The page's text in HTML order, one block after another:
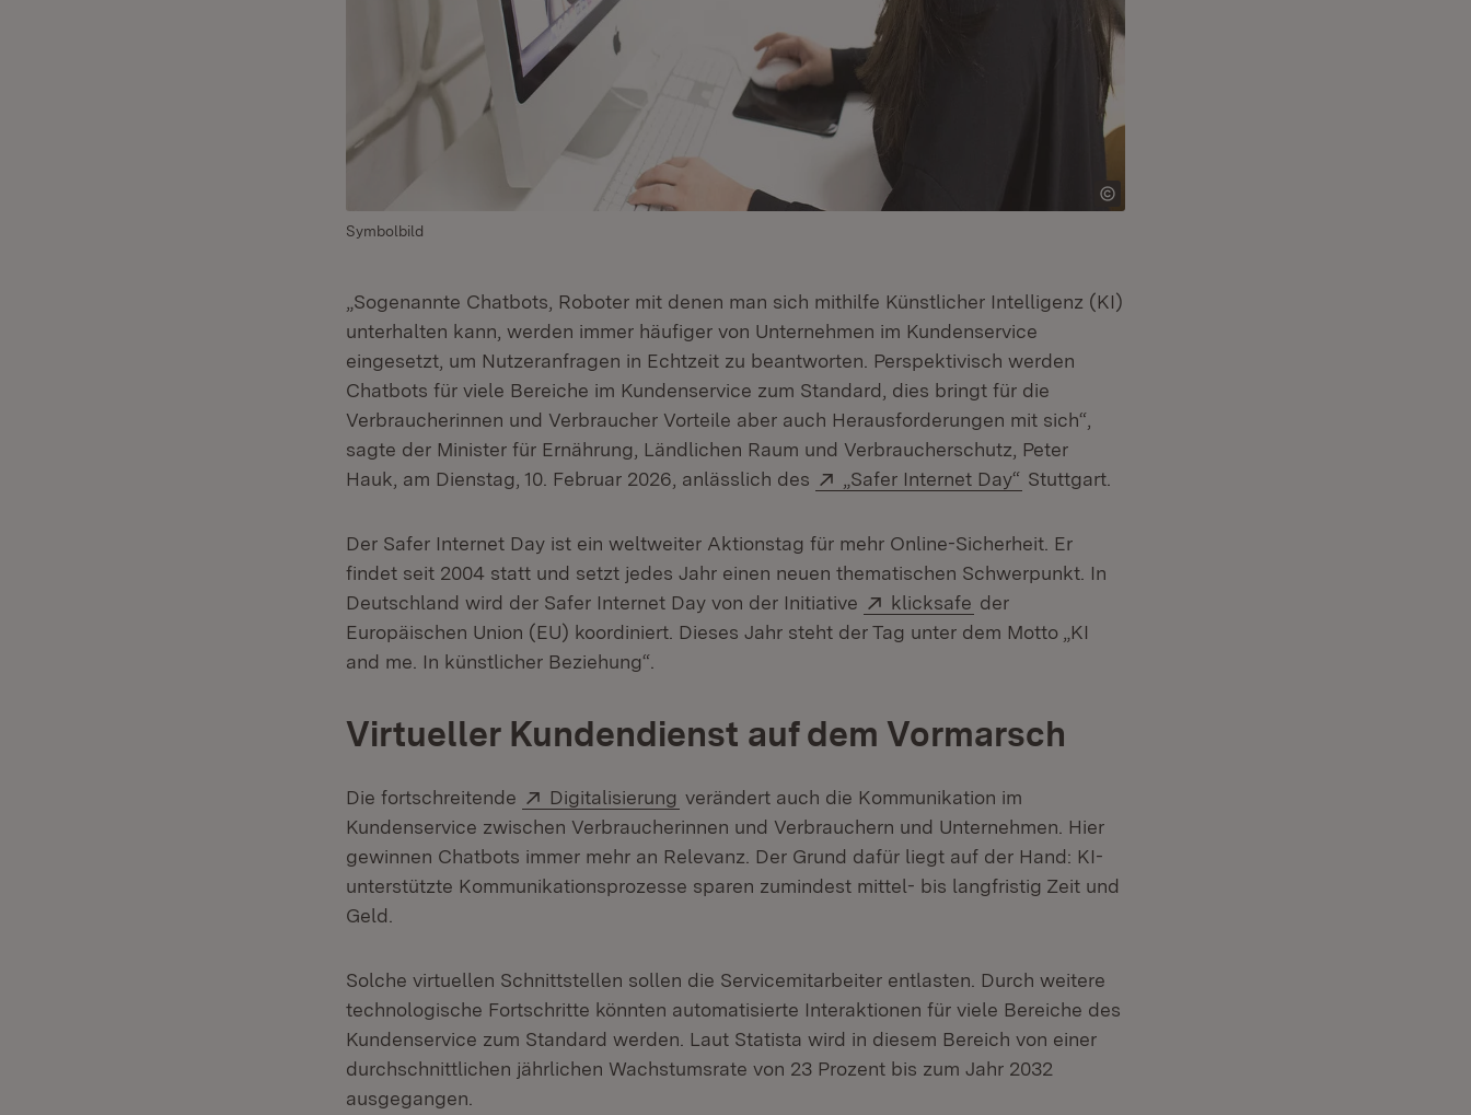
Symbolbild
„Sogenannte Chatbots, Roboter mit denen man sich mithilfe Künstlicher Intelligenz (KI)
unterhalten kann, werden immer häufiger von Unternehmen im Kundenservice
eingesetzt, um Nutzeranfragen in Echtzeit zu beantworten. Perspektivisch werden
Chatbots für viele Bereiche im Kundenservice zum Standard, dies bringt für die
Verbraucherinnen und Verbraucher Vorteile aber auch Herausforderungen mit sich“,
sagte der Minister für Ernährung, Ländlichen Raum und Verbraucherschutz, Peter
Hauk, am Dienstag, 10. Februar 2026, anlässlich des
Extern:
„Safer Internet Day“ (Öffnet in neuem Fenster)
Stuttgart.
Der Safer Internet Day ist ein weltweiter Aktionstag für mehr Online-Sicherheit. Er
findet seit 2004 statt und setzt jedes Jahr einen neuen thematischen Schwerpunkt. In
Deutschland wird der Safer Internet Day von der Initiative
Extern:
klicksafe (Öffnet in neuem Fenster)
der
Europäischen Union (EU) koordiniert. Dieses Jahr steht der Tag unter dem Motto „KI
and me. In künstlicher Beziehung“.
Virtueller Kundendienst auf dem Vormarsch
Die fortschreitende Extern:
Digitalisierung (Öffnet in neuem Fenster)
verändert auch die Kommunikation im
Kundenservice zwischen Verbraucherinnen und Verbrauchern und Unternehmen. Hier
gewinnen Chatbots immer mehr an Relevanz. Der Grund dafür liegt auf der Hand: KI-
unterstützte Kommunikationsprozesse sparen zumindest mittel- bis langfristig Zeit und
Geld.
Solche virtuellen Schnittstellen sollen die Servicemitarbeiter entlasten. Durch weitere
technologische Fortschritte könnten automatisierte Interaktionen für viele Bereiche des
Kundenservice zum Standard werden. Laut Statista wird in diesem Bereich von einer
durchschnittlichen jährlichen Wachstumsrate von 23 Prozent bis zum Jahr 2032
ausgegangen.